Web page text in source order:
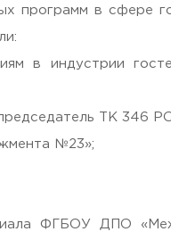
программ в сфере
в индустрии
председатель ТК 346
№23»;
ФГБОУ ДПО